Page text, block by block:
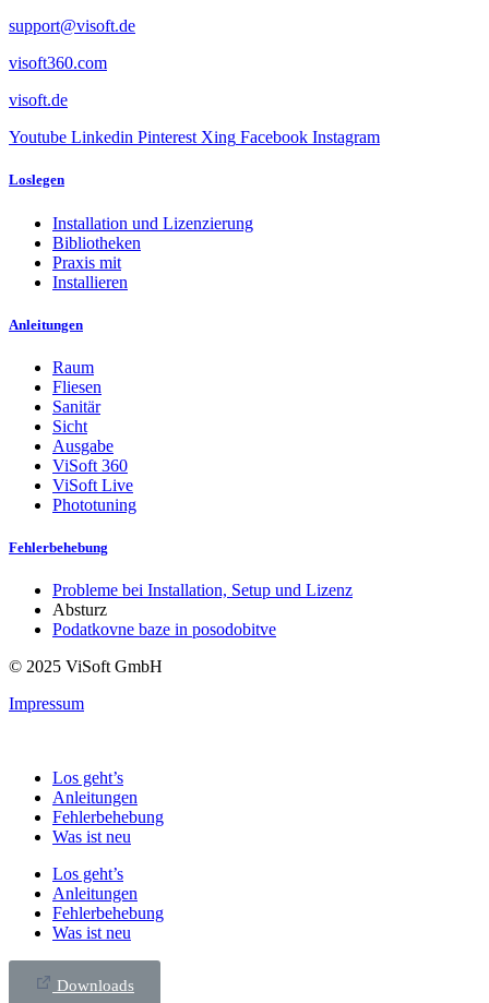
support@visoft.de
visoft360.com
visoft.de
Youtube Linkedin Pinterest Xing Facebook Instagram
Loslegen
Installation und Lizenzierung
Bibliotheken
Praxis mit
Installieren
Anleitungen
Raum
Fliesen
Sanitär
Sicht
Ausgabe
ViSoft 360
ViSoft Live
Phototuning
Fehlerbehebung
Probleme bei Installation, Setup und Lizenz
Absturz
Podatkovne baze in posodobitve
© 2025 ViSoft GmbH
Impressum
Los geht’s
Anleitungen
Fehlerbehebung
Was ist neu
Los geht’s
Anleitungen
Fehlerbehebung
Was ist neu
Downloads